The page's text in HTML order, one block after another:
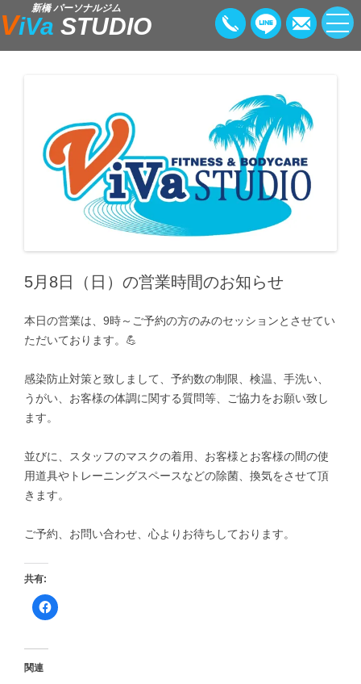
新橋 パーソナルジム
ViVa STUDIO
5月8日（日）の営業時間のお知らせ
本日の営業は、9時～ご予約の方のみのセッションとさせてい
ただいております。💪
感染防止対策と致しまして、予約数の制限、検温、手洗い、
うがい、お客様の体調に関する質問等、ご協力をお願い致し
ます。
並びに、スタッフのマスクの着用、お客様とお客様の間の使
用道具やトレーニングスペースなどの除菌、換気をさせて頂
きます。
ご予約、お問い合わせ、心よりお待ちしております。
共有:
F
a
関連